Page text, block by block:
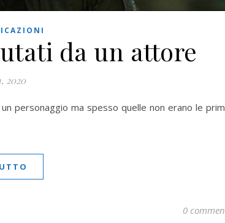
da un attore
2020
personaggio ma spesso quelle non erano le
0